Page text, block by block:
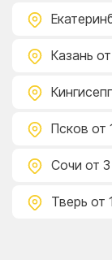
Казань
Псков от
Сочи от
Тверь от